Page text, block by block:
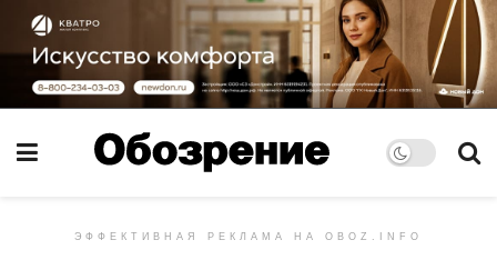
ЭФФЕКТИВНАЯ РЕКЛАМА НА OBOZ.INFO